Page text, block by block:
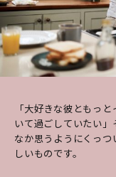
「大好きな彼ともっ
いて過ごしていたい
なか思うようにくっ
しいものです。